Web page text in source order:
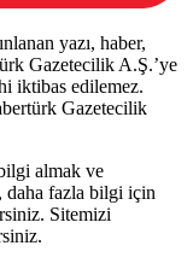
yazı, haber,
Gazetecilik A.Ş.’ye
iktibas edilemez.
Gazetecilik
almak ve
, daha fazla bilgi için
Sitemizi